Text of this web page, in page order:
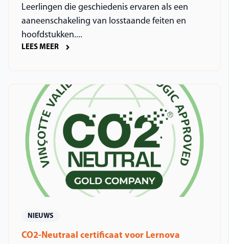
Leerlingen die geschiedenis ervaren als een
aaneenschakeling van losstaande feiten en
hoofdstukken....
LEES MEER
NIEUWS
CO2-Neutraal certificaat voor Lernova